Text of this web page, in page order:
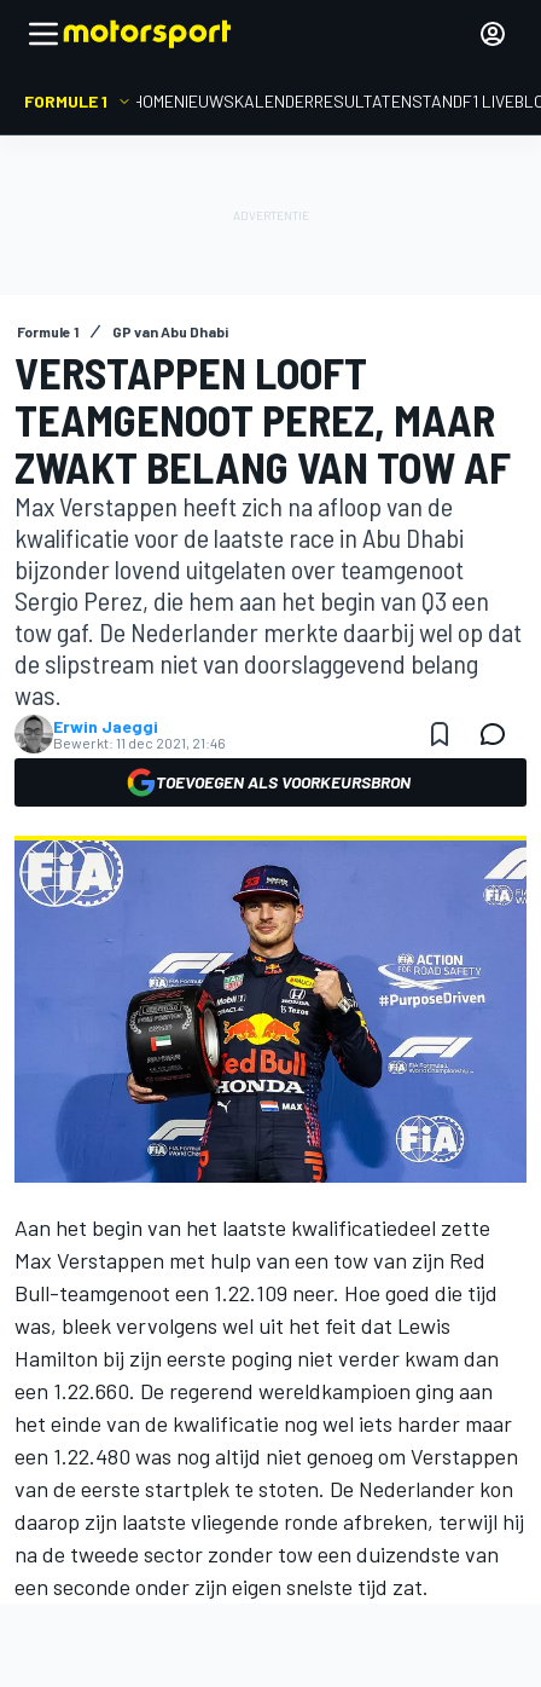
FORMULE 1 HOMENIEUWSKALENDERRESULTATENSTANDF1
Formule 1 GP van Abu Dhabi
VERSTAPPEN LOOFT
TEAMGENOOT PEREZ, MAAR
ZWAKT BELANG VAN TOW AF
Max Verstappen heeft zich na afloop van de
kwalificatie voor de laatste race in Abu Dhabi
bijzonder lovend uitgelaten over teamgenoot
Sergio Perez, die hem aan het begin van Q3 een
tow gaf. De Nederlander merkte daarbij wel op dat
de slipstream niet van doorslaggevend belang
was.
Erwin Jaeggi
Bewerkt: 11 dec 2021, 21:46
TOEVOEGEN ALS VOORKEURSBRON
Aan het begin van het laatste kwalificatiedeel zette
Max Verstappen met hulp van een tow van zijn Red
Bull-teamgenoot een 1.22.109 neer. Hoe goed die tijd
was, bleek vervolgens wel uit het feit dat Lewis
Hamilton bij zijn eerste poging niet verder kwam dan
een 1.22.660. De regerend wereldkampioen ging aan
het einde van de kwalificatie nog wel iets harder maar
een 1.22.480 was nog altijd niet genoeg om Verstappen
van de eerste startplek te stoten. De Nederlander kon
daarop zijn laatste vliegende ronde afbreken, terwijl hij
na de tweede sector zonder tow een duizendste van
een seconde onder zijn eigen snelste tijd zat.